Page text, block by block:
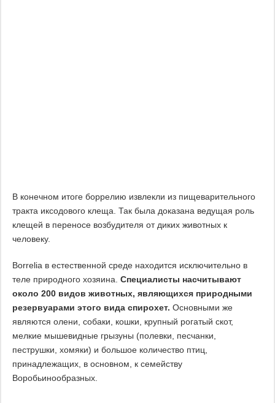
В конечном итоге боррелию извлекли из пищеварительного
тракта иксодового клеща. Так была доказана ведущая роль
клещей в переносе возбудителя от диких животных к
человеку.
Borrelia в естественной среде находится исключительно в
теле природного хозяина. Специалисты насчитывают
около 200 видов животных, являющихся природными
резервуарами этого вида спирохет. Основными же
являются олени, собаки, кошки, крупный рогатый скот,
мелкие мышевидные грызуны (полевки, песчанки,
пеструшки, хомяки) и большое количество птиц,
принадлежащих, в основном, к семейству
Воробьинообразных.